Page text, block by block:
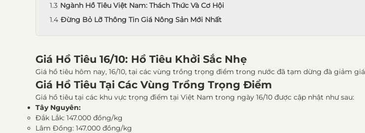
Ngành Hồ Tiêu Việt Nam: Thách Thức Và Cơ Hội
Đừng Bỏ Lỡ Thông Tin Giá Nông Sản Mới Nhất
Giá Hồ Tiêu 16/10: Hồ Tiêu Khởi Sắc Nhẹ
Giá hồ tiêu hôm nay, 16/10, tại các vùng trồng trọng điểm trong nước đã tạm dừng đà giảm
Giá Hồ Tiêu Tại Các Vùng Trồng Trọng Điểm
Giá hồ tiêu tại các khu vực trọng điểm tại Việt Nam trong ngày 16/10 được cập nhật như sau:
Tây Nguyên:
Đắk Lắk: 147.000 đồng/kg
Lâm Đồng: 147.000 đồng/kg